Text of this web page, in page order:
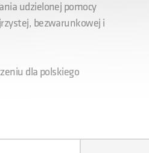
udzielonej pomocy
bezwarunkowej i
dla polskiego